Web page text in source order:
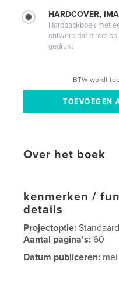
HARDCOVER,
Hardbackboek met
ontwerp dat direct
gedrukt
BTW wordt
Over het boek
kenmerken /
details
Projectoptie:
Aantal pagina's:60
Datum publiceren: